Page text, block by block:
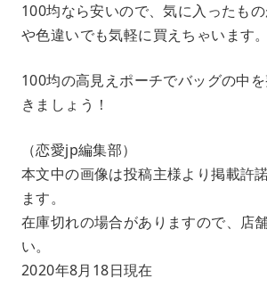
100均なら安いので、気に入ったも
や色違いでも気軽に買えちゃいます。
100均の高見えポーチでバッグの中
きましょう！
（恋愛jp編集部）
本文中の画像は投稿主様より掲載許
ます。
在庫切れの場合がありますので、店
い。
2020年8月18日現在